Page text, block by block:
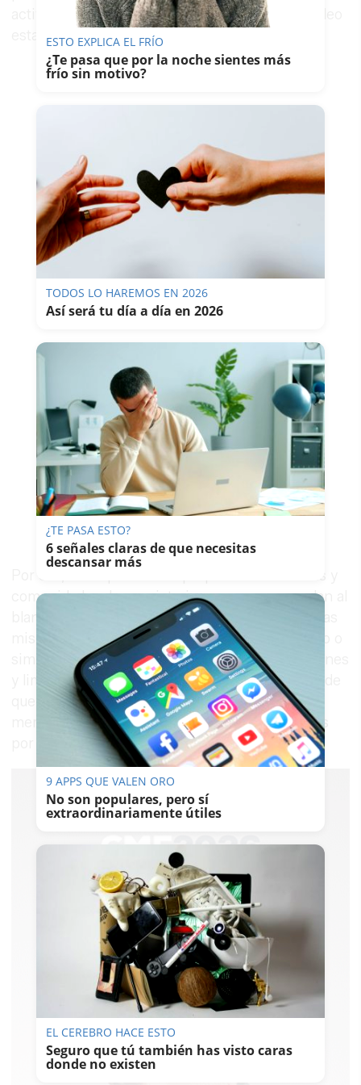
actividad económica local y la creación de empleo
estable.
comunidades de propietarios para que procedan al
blanqueo de sus fachadas, adecentamiento de las
mismas (pintado, limpieza de fachada, resanado o
similares), pintado de ventanas, cierros y balcones
y limpieza y condicionamiento de solares, a fin de
que se mantenga el concepto que esta ciudad
merece tanto al visitante como a los ciudadanos
por la limpieza de sus edificios.
ESTO EXPLICA EL FRÍO
¿Te pasa que por la noche sientes más
frío sin motivo?
TODOS LO HAREMOS EN 2026
Así será tu día a día en 2026
¿TE PASA ESTO?
6 señales claras de que necesitas
descansar más
9 APPS QUE VALEN ORO
No son populares, pero sí
extraordinariamente útiles
EL CEREBRO HACE ESTO
Seguro que tú también has visto caras
donde no existen